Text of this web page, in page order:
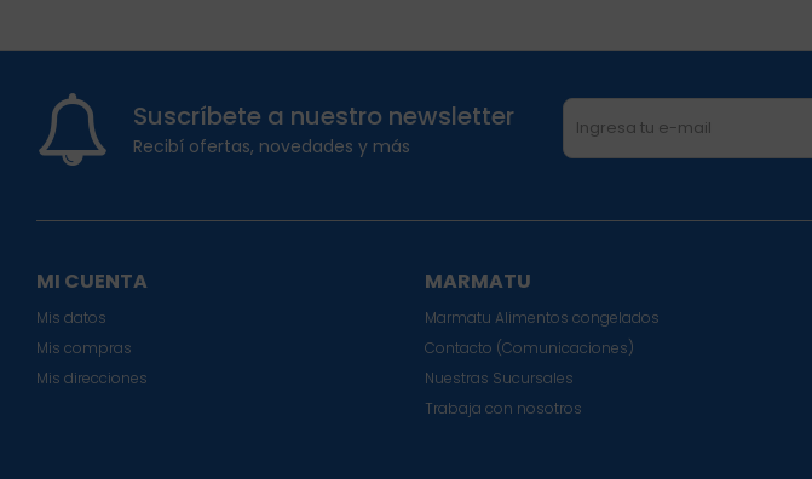
Suscríbete a nuestro newsletter
Recibí ofertas, novedades y más
MI CUENTA
Mis datos
Mis compras
Mis direcciones
MARMATU
Marmatu Alimentos congelados
Contacto (Comunicaciones)
Nuestras Sucursales
Trabaja con nosotros